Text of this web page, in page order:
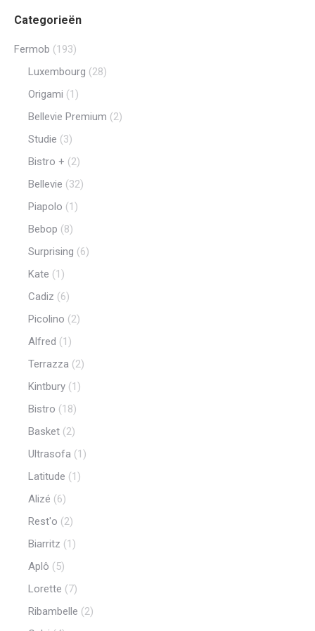
Categorieën
Fermob (193)
Luxembourg (28)
Origami (1)
Bellevie Premium (2)
Studie (3)
Bistro + (2)
Bellevie (32)
Piapolo (1)
Bebop (8)
Surprising (6)
Kate (1)
Cadiz (6)
Picolino (2)
Alfred (1)
Terrazza (2)
Kintbury (1)
Bistro (18)
Basket (2)
Ultrasofa (1)
Latitude (1)
Alizé (6)
Rest'o (2)
Biarritz (1)
Aplô (5)
Lorette (7)
Ribambelle (2)